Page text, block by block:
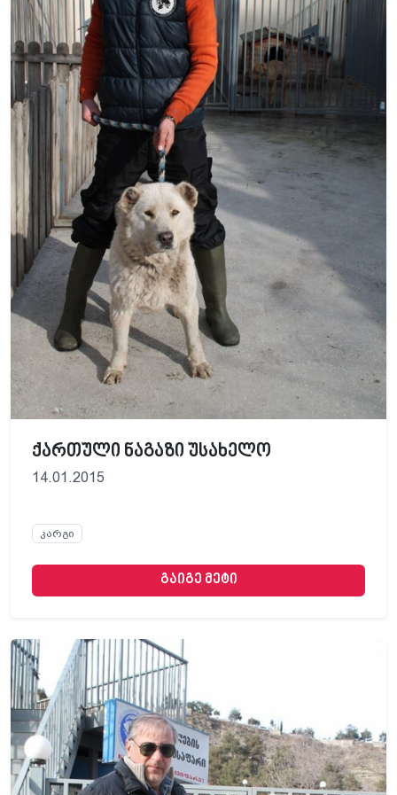
ქართული ნაგაზი უსახელო
14.01.2015
კარგი
გაიგე მეტი